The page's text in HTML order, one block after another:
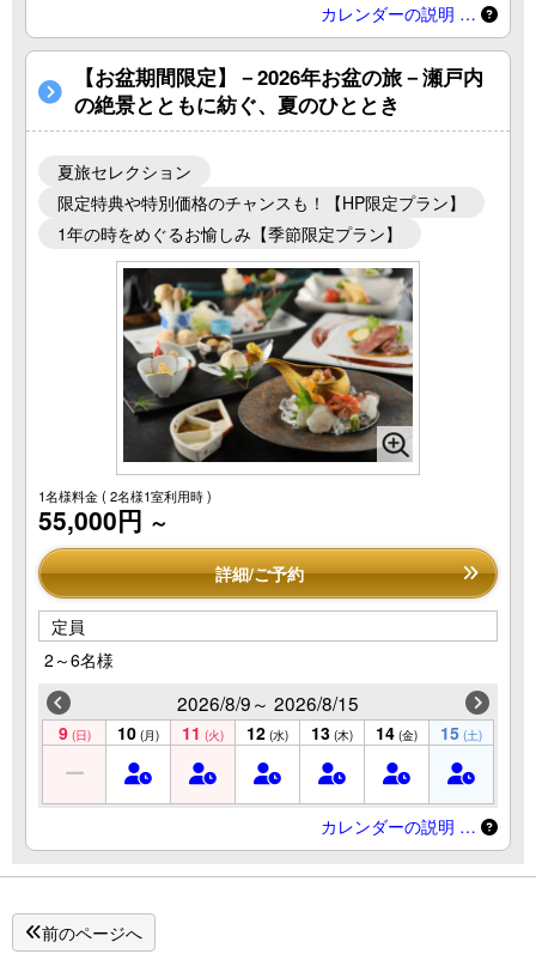
カレンダーの説明 …
【お盆期間限定】－2026年お盆の旅－瀬戸内
の絶景とともに紡ぐ、夏のひととき
夏旅セレクション
限定特典や特別価格のチャンスも！【HP限定プラン】
1年の時をめぐるお愉しみ【季節限定プラン】
1名様料金( 2名様1室利用時 )
55,000円 ～
詳細/ご予約
定員
2～6名様
2026/8/9～ 2026/8/15
9 (日) 10 (月) 11 (火) 12 (水) 13 (木) 14 (金) 15 (土)
カレンダーの説明 …
前のページへ